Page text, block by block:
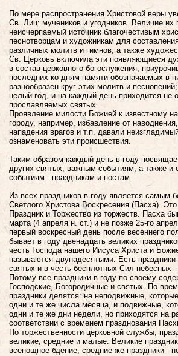
По мере распространения Христовой веры
Св. Лиц: мучеников и угодников. Величие их
неисчерпаемый источник благочестивым
песнотворцам и художникам для
различных молитв и гимнов, а также
Св. Церковь включила эти появляющиеся
в состав церковного богослужения,
последних ко дням памяти обозначаемых в
разнообразен круг этих молитв и
целый год, и на каждый день приходится не
прославляемых святых.
Проявление милости Божией к известному
городу, например, избавление от
нападения врагов и т.п. давали
ознаменовать эти происшествия.
Таким образом каждый день в году
других святых, важным событиям, а также
событиям - праздникам и постам.
Из всех праздников в году является самым
Светлого Христова Воскресения (Пасха). Это
Праздник и Торжество из торжеств. Пасха
марта (4 апреля н. ст.) и не позже 25-го
первый воскресный день после весеннего
бывает в году двенадцать великих
честь Господа нашего Иисуса Христа и
называются двунадесятыми. Есть праздники
святых и в честь бесплотных Сил небесных -
Потому все праздники в году по своему
Господские, Богородичные и святых. По
праздники делятся: на неподвижные,
одни и те же числа месяца, и подвижные,
одни и те же дни недели, но приходятся на
соответствии с временем празднования
По торжественности церковной службы,
великие, средние и малые. Великие
всенощное бдение; средние же праздники -